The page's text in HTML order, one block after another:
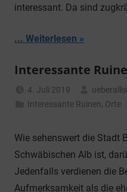
interessant. Da sind
... Weiterlesen
Interessante
4. Juli 2019
Interessante Ruinen Orte
Wie sehenswert die Stadt
Schwäbischen Alb ist,
Jedenfalls verdienen die
Aufmerksamkeit als die